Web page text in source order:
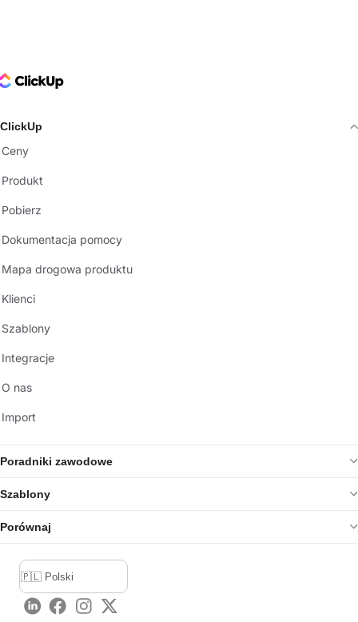
Logo
ClickUp
Ceny
Produkt
Pobierz
Dokumentacja pomocy
Mapa drogowa produktu
Klienci
Szablony
Integracje
O nas
Import
Poradniki zawodowe
Szablony
Porównaj
LinkedInFacebook
Instagram
Twitter